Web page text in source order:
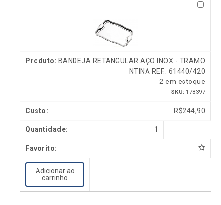
BANDEJA RETANGULAR AÇO INOX - TRAMO
NTINA REF.: 61440/420
2 em estoque
SKU: 178397
R$244,90
1
Adicionar ao
carrinho